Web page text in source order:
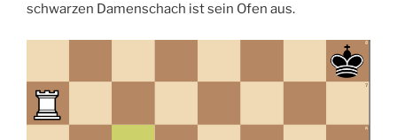
schwarzen Damenschach ist sein Ofen aus.